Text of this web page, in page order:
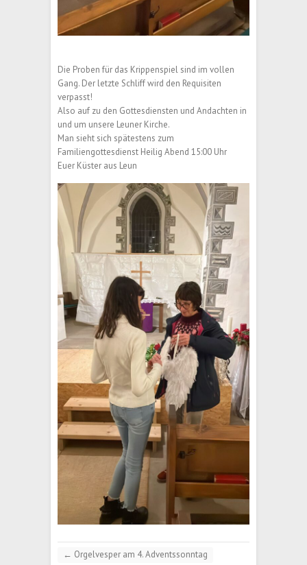
Die Proben für das Krippenspiel sind im vollen
Gang. Der letzte Schliff wird den Requisiten
verpasst!
Also auf zu den Gottesdiensten und Andachten in
und um unsere Leuner Kirche.
Man sieht sich spätestens zum
Familiengottesdienst Heilig Abend 15:00 Uhr
Euer Küster aus Leun
← Orgelvesper am 4. Adventssonntag